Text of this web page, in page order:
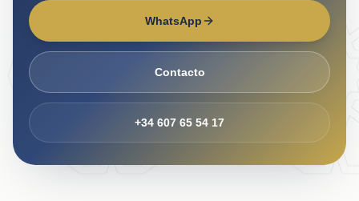
WhatsApp
Contacto
+34 607 65 54 17